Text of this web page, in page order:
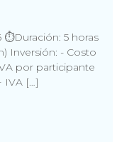
⏱️Duración: 5 horas
Inversión: - Costo
por participante
IVA […]